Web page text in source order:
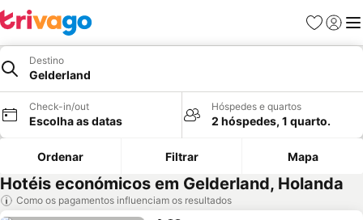
Favoritos
Iniciar
Destino
Gelderland
Check-in/out
Escolha as datas
Hóspedes e quartos
2 hóspedes, 1 quarto.
Ordenar Filtrar Mapa
Hotéis económicos em Gelderland, Holanda
Como os pagamentos influenciam os resultados